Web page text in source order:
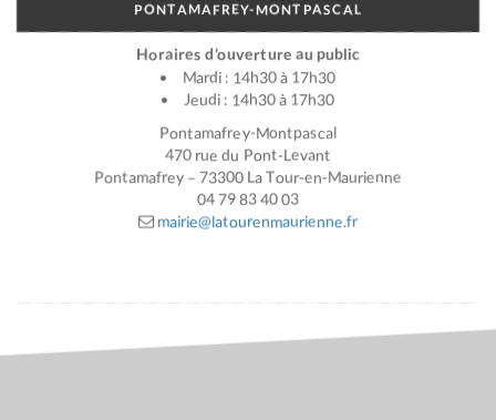
PONTAMAFREY-MONTPASCAL
Horaires d’ouverture au public
Mardi : 14h30 à 17h30
Jeudi : 14h30 à 17h30
Pontamafrey-Montpascal
470 rue du Pont-Levant
Pontamafrey – 73300 La Tour-en-Maurienne
04 79 83 40 03
mairie@latourenmaurienne.fr